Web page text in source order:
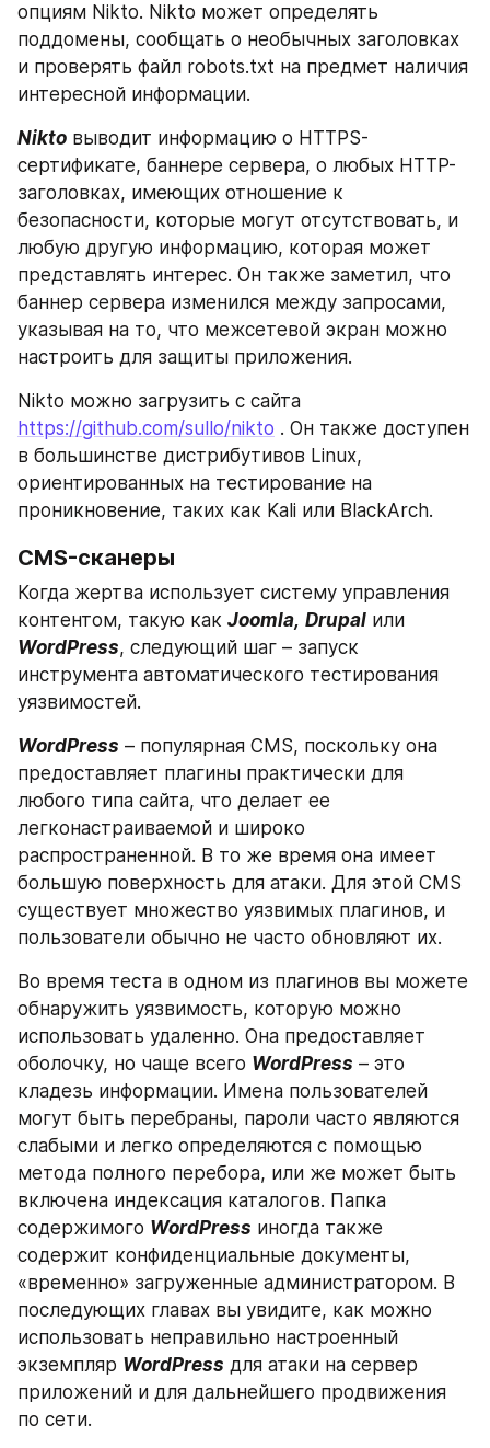
опциям Nikto. Nikto может определять
поддомены, сообщать о необычных заголовках
и проверять файл robots.txt на предмет наличия
интересной информации.
Nikto выводит информацию о HTTPS-
сертификате, баннере сервера, о любых HTTP-
заголовках, имеющих отношение к
безопасности, которые могут отсутствовать, и
любую другую информацию, которая может
представлять интерес. Он также заметил, что
баннер сервера изменился между запросами,
указывая на то, что межсетевой экран можно
настроить для защиты приложения.
https://github.com/sullo/nikto . Он также доступен
в большинстве дистрибутивов Linux,
ориентированных на тестирование на
проникновение, таких как Kali или BlackArch.
CMS-сканеры
Когда жертва использует систему управления
контентом, такую как​​ Joomla, Drupal
WordPress, следующий шаг – запуск
инструмента автоматического тестирования
уязвимостей.
WordPress – популярная CMS, поскольку она
предоставляет плагины практически для
любого типа сайта, что делает ее
легконастраиваемой и широко
распространенной. В то же время она имеет
большую поверхность для атаки. Для этой CMS
существует множество уязвимых плагинов, и
пользователи обычно не часто обновляют их.
Во время теста в одном из плагинов вы можете
обнаружить уязвимость, которую можно
использовать удаленно. Она предоставляет
оболочку, но чаще всего WordPress – это
кладезь информации. Имена пользователей
могут быть перебраны, пароли часто являются
слабыми и легко определяются с помощью
метода полного перебора, или же может быть
включена индексация каталогов. Папка
содержимого WordPress иногда также
содержит конфиденциальные документы,
«временно» загруженные администратором. В
последующих главах вы увидите, как можно
использовать неправильно настроенный
экземпляр WordPress для атаки на сервер
приложений и для дальнейшего продвижения
по сети.